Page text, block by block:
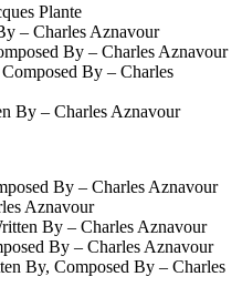
Plante
– Charles Aznavour
By – Charles Aznavour
By – Charles
By – Charles Aznavour
By – Charles Aznavour
Aznavour
By – Charles Aznavour
By – Charles Aznavour
By, Composed By – Charles